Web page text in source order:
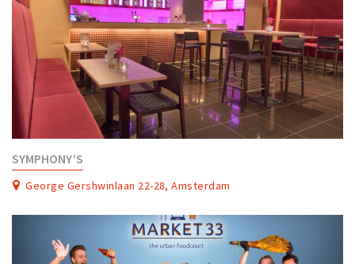
SYMPHONY’S
George Gershwinlaan 22-28, Amsterdam